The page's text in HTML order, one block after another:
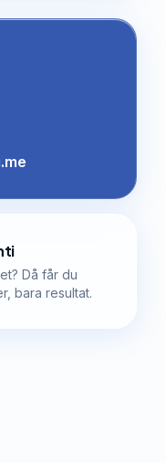
Då får du
bara resultat.